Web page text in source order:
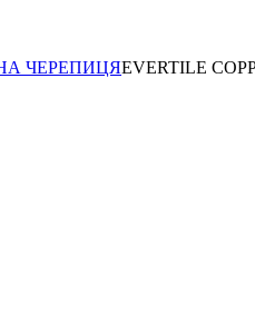
ЧЕРЕПИЦЯEVERTILE